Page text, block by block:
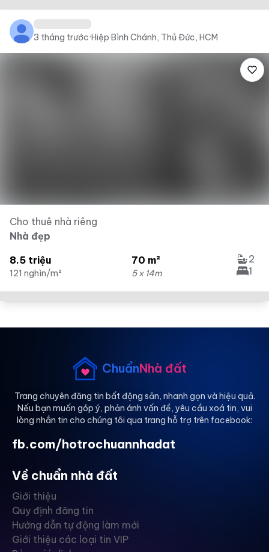
3 tháng trước·Hiệp Bình Chánh, Thủ Đức, HCM
Cho thuê nhà riêng
Nhà đẹp
8.5 triệu
121 nghìn/m²
70 m²
5 x 14m
2
1
ChuẩnNhà đất
Trang chuyên đăng tin bất động sản, nhanh gọn và hiệu quả.
Nếu bạn muốn góp ý, phản ánh vấn đề, yêu cầu xoá tin, vui
lòng nhắn tin cho chúng tôi qua trang hỗ trợ trên facebook:
fb.com/hotrochuannhadat
Về chuẩn nhà đất
Giới thiệu
Quy định đăng tin
Hướng dẫn tự động làm mới
Giới thiệu các loại tin VIP